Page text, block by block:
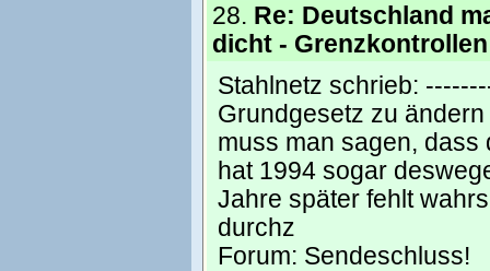
28. Re: Deutschland
dicht - Grenzkontrollen
Stahlnetz schrieb:
Grundgesetz zu
muss man sagen, dass
hat 1994 sogar
Jahre später fehlt
durchz
Forum: Sendeschluss!